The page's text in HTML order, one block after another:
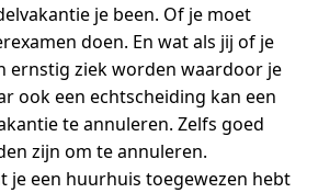
je been. Of je moet
doen. En wat als jij of je
ernstig ziek worden waardoor je
ook een echtscheiding kan een
te annuleren. Zelfs goed
zijn om te annuleren.
je een huurhuis toegewezen hebt